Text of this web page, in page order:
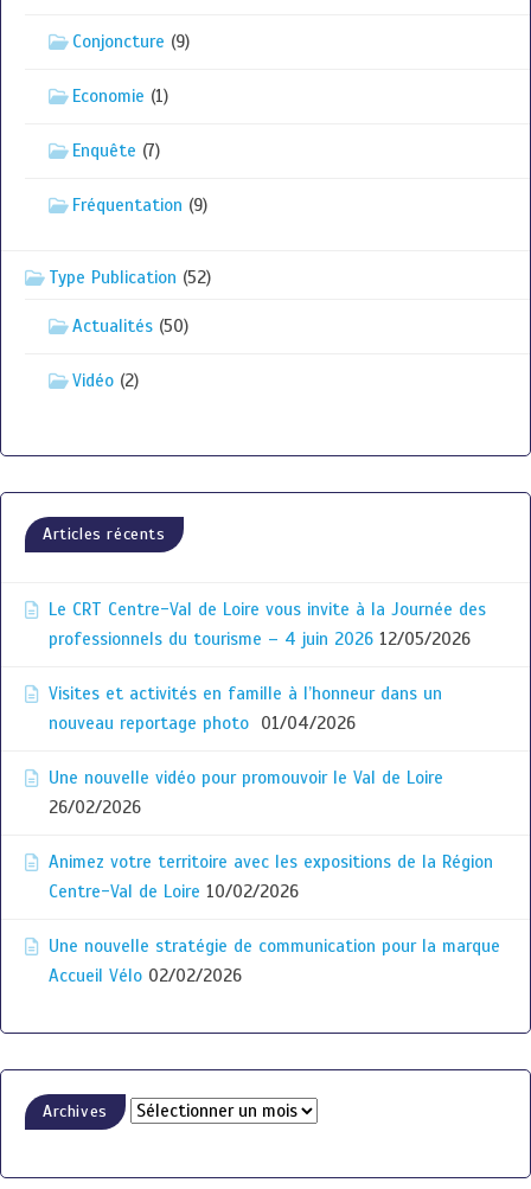
Conjoncture (9)
Economie (1)
Enquête (7)
Fréquentation (9)
Type Publication (52)
Actualités (50)
Vidéo (2)
Articles récents
Le CRT Centre-Val de Loire vous invite à la Journée des
professionnels du tourisme – 4 juin 2026 12/05/2026
Visites et activités en famille à l’honneur dans un
nouveau reportage photo
01/04/2026
Une nouvelle vidéo pour promouvoir le Val de Loire
26/02/2026
Animez votre territoire avec les expositions de la Région
Centre-Val de Loire 10/02/2026
Une nouvelle stratégie de communication pour la marque
Accueil Vélo 02/02/2026
Archives